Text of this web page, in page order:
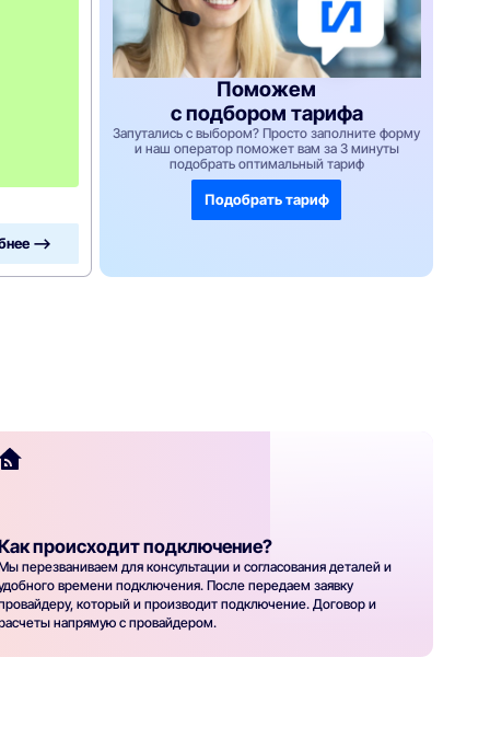
—>
Поможем
с подбором тарифа
Запутались с выбором? Просто заполните форму
и наш оператор поможет вам за 3 минуты
подобрать оптимальный тариф
Подобрать тариф
происходит подключение?
перезваниваем для консультации и согласования деталей и
времени подключения. После передаем заявку
который и производит подключение. Договор и
напрямую с провайдером.